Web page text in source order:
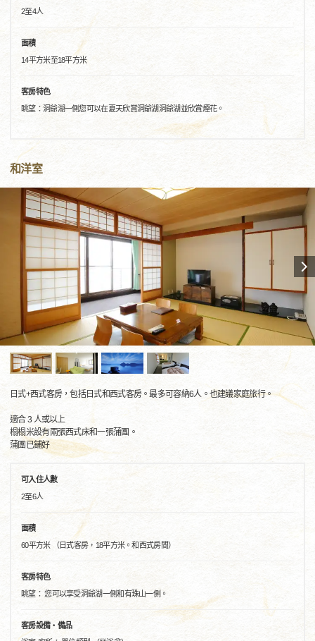
2至4人
面積
14平方米至18平方米
客房特色
眺望：洞爺湖一側您可以在夏天欣賞洞爺湖洞爺湖並欣賞煙花。
和洋室
日式+西式客房，包括日式和西式客房。最多可容納6人。也建議家庭旅行。
適合 3 人或以上
榻榻米設有兩張西式床和一張蒲團。
蒲團已鋪好
可入住人數
2至6人
面積
60平方米 （日式客房，18平方米。和西式房間）
客房特色
眺望： 您可以享受洞爺湖一側和有珠山一側。
客房設備・備品